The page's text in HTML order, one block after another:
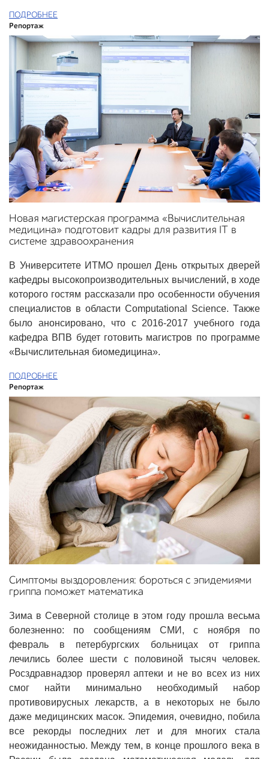
ПОДРОБНЕЕ
Репортаж
Новая магистерская программа «Вычислительная
медицина» подготовит кадры для развития IT в
системе здравоохранения
В Университете ИТМО прошел День открытых дверей
кафедры высокопроизводительных вычислений, в ходе
которого гостям рассказали про особенности обучения
специалистов в области Computational Science. Также
было анонсировано, что с 2016-2017 учебного года
кафедра ВПВ будет готовить магистров по программе
«Вычислительная биомедицина».
ПОДРОБНЕЕ
Репортаж
Симптомы выздоровления: бороться с эпидемиями
гриппа поможет математика
Зима в Северной столице в этом году прошла весьма
болезненно: по сообщениям СМИ, с ноября по
февраль в петербургских больницах от гриппа
лечились более шести с половиной тысяч человек.
Росздравнадзор проверял аптеки и не во всех из них
смог найти минимально необходимый набор
противовирусных лекарств, а в некоторых не было
даже медицинских масок. Эпидемия, очевидно, побила
все рекорды последних лет и для многих стала
неожиданностью. Между тем, в конце прошлого века в